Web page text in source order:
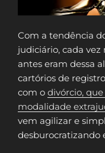
Com a tendência
judiciário, cada
antes eram dessa
cartórios de
com o divórcio,
modalidade
vem agilizar e
desburocratizando